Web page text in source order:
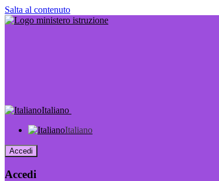
Salta al contenuto
Italiano
Italiano
Accedi
Accedi